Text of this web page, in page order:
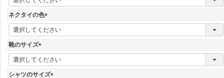
必
須
)
ネクタイの色
(
必
)
靴のサイズ
(
必
須
シャツのサイズ